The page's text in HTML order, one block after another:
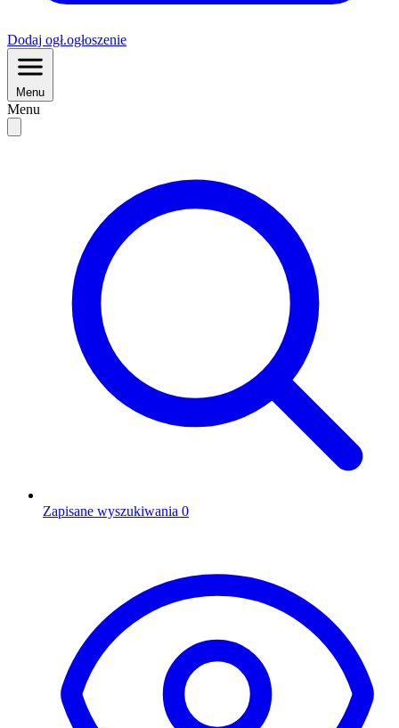
Dodaj ogł.ogłoszenie
Menu
Menu
Zapisane wyszukiwania 0